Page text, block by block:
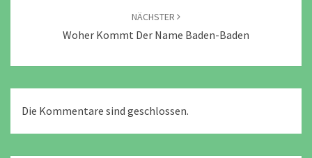
NÄCHSTER
Woher Kommt Der Name Baden-Baden
Die Kommentare sind geschlossen.